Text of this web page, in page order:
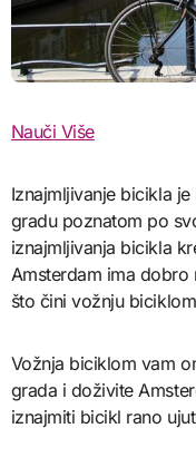
Nauči Više
Iznajmljivanje bicikla
gradu poznatom po
iznajmljivanja bicikla
Amsterdam ima dobro
što čini vožnju
Vožnja biciklom vam
grada i doživite
iznajmiti bicikl rano